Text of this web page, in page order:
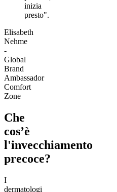
inizia
presto".
Elisabeth
Nehme
-
Global
Brand
Ambassador
Comfort
Zone
Che
cos’è
l'invecchiamento
precoce?
I
dermatologi